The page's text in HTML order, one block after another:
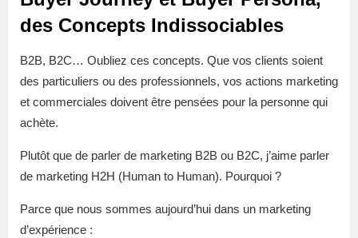
des Concepts Indissociables
B2B, B2C… Oubliez ces concepts. Que vos clients soient
des particuliers ou des professionnels, vos actions marketing
et commerciales doivent être pensées pour la personne qui
achète.
Plutôt que de parler de marketing B2B ou B2C, j’aime parler
de marketing H2H (Human to Human). Pourquoi ?
Parce que nous sommes aujourd’hui dans un marketing
d’expérience :